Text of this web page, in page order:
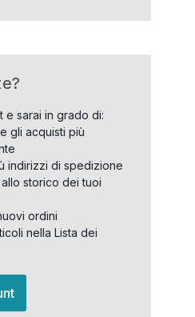
e sarai in grado di:
gli acquisti più
indirizzi di spedizione
storico dei tuoi
ordini
nella Lista dei